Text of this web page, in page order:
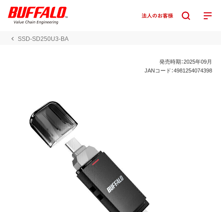
SSD-SD250U3-BA
発売時期：2025年09月
JANコード：4981254074398